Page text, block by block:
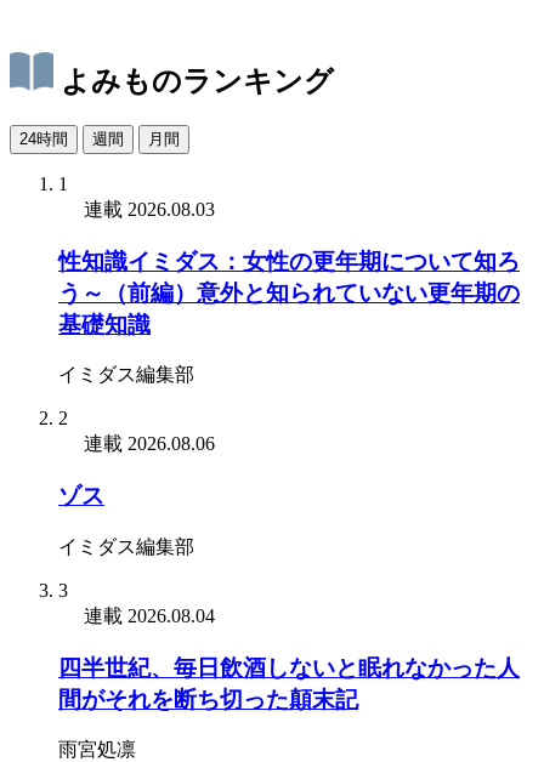
よみものランキング
24時間 週間 月間
1
連載 2026.08.03
性知識イミダス：女性の更年期について知ろ
う～（前編）意外と知られていない更年期の
基礎知識
イミダス編集部
2
連載 2026.08.06
ゾス
イミダス編集部
3
連載 2026.08.04
四半世紀、毎日飲酒しないと眠れなかった人
間がそれを断ち切った顛末記
雨宮処凛